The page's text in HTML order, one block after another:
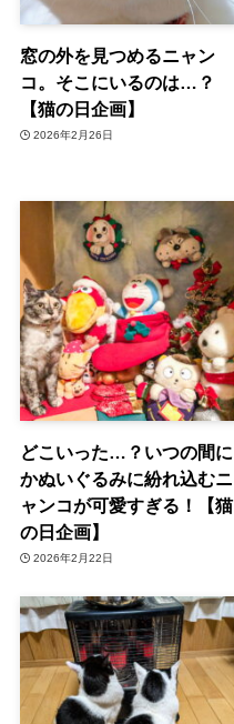
窓の外を見つめるニャン
コ。そこにいるのは…？
【猫の日企画】
2026年2月26日
どこいった…？いつの間に
かぬいぐるみに紛れ込むニ
ャンコが可愛すぎる！【猫
の日企画】
2026年2月22日